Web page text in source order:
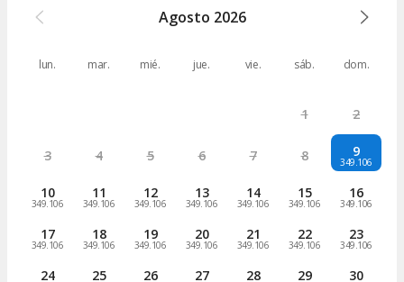
Agosto 2026
lun. mar. mié. jue. vie. sáb. dom.
1 2
3 4 5 6 7 8 9
349.106
10
349.106
11
349.106
12
349.106
13
349.106
14
349.106
15
349.106
16
349.106
17
349.106
18
349.106
19
349.106
20
349.106
21
349.106
22
349.106
23
349.106
24 25 26 27 28 29 30